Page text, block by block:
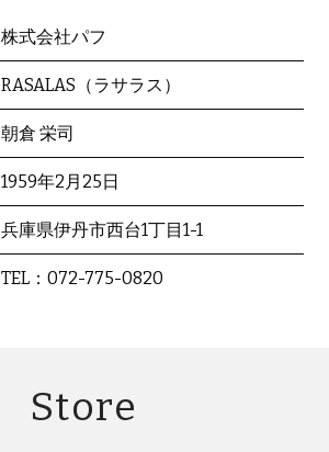
株式会社パフ
RASALAS（ラサラス）
朝倉 栄司
1959年2月25日
兵庫県伊丹市西台1丁目1-1
TEL：072-775-0820
Store